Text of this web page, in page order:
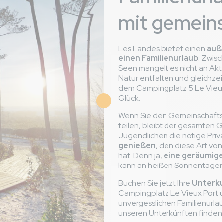
mit
Les Landes bietet einen
einen Familienurlaub.
Seen mangelt es nicht an
Natur entfalten und
dem Campingplatz 5 Le
Glück.
Wenn Sie den
teilen, bleibt der gesamten
Jugendlichen die nötige
genießen, den diese Art
hat. Denn ja, eine
kann an heißen
Buchen Sie jetzt Ihre
Campingplatz Le Vieux Port
unvergesslichen
unseren Unterkünften
B France
31/08/2024
surtout la chambre parentale. Le jacuzzi avec sa
les ustensiles de cuisine (pas du tout de planche à
remplir le jacuzzi sans faire appel à la maintenance
18/08/2024